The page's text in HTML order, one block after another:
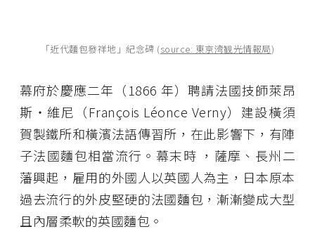
「近代麵包發祥地」紀念碑 (source: 東京湾観光情報局)
幕府於慶應二年（1866 年）聘請法國技師萊昂
斯・維尼（François Léonce Verny）建設橫須
賀製鐵所和橫濱法語傳習所，在此影響下，有陣
子法國麵包相當流行。幕末時 ，薩摩、長州二
藩興起，雇用的外國人以英國人為主，日本原本
過去流行的外皮堅硬的法國麵包，漸漸變成大型
且內層柔軟的英國麵包。